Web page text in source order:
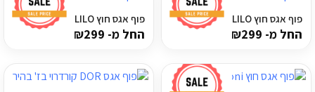
פוף אגס חוץ LILO פסים סגול לבן
החל מ- ₪299
פוף אגס חוץ LILO פסים צהוב לבן
החל מ- ₪299